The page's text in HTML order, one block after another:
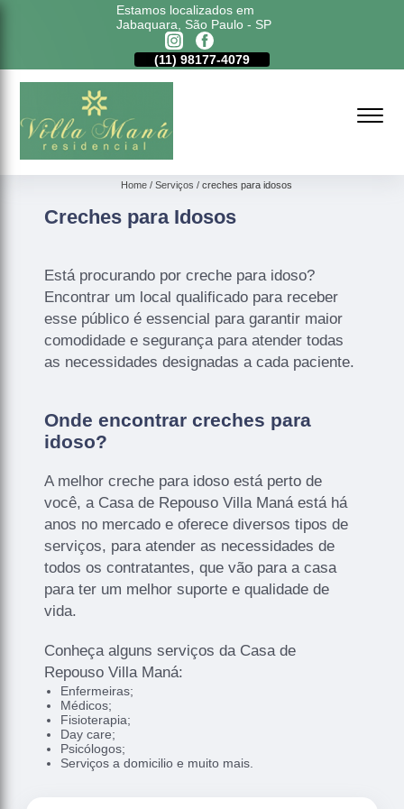
Estamos localizados em
Jabaquara, São Paulo - SP
(11) 98177-4079
Home Serviços creches para idosos
Creches para Idosos
Está procurando por creche para idoso?
Encontrar um local qualificado para receber
esse público é essencial para garantir maior
comodidade e segurança para atender todas
as necessidades designadas a cada paciente.
Onde encontrar creches para
idoso?
A melhor creche para idoso está perto de
você, a Casa de Repouso Villa Maná está há
anos no mercado e oferece diversos tipos de
serviços, para atender as necessidades de
todos os contratantes, que vão para a casa
para ter um melhor suporte e qualidade de
vida.
Conheça alguns serviços da Casa de
Repouso Villa Maná:
Enfermeiras;
Médicos;
Fisioterapia;
Day care;
Psicólogos;
Serviços a domicilio e muito mais.